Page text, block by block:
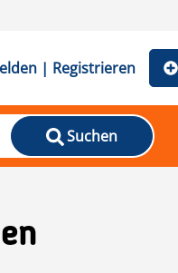
| Registrieren
Suchen